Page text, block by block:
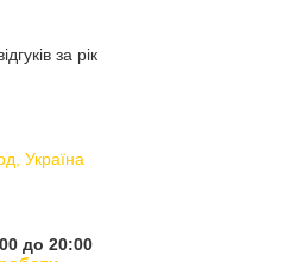
за рік
Україна
до 20:00